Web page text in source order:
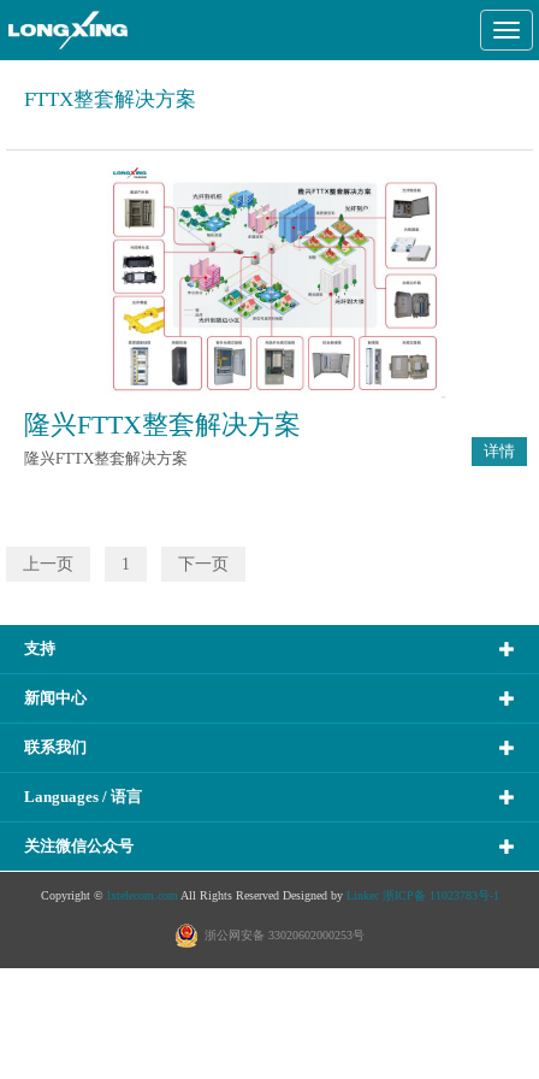
FTTX整套解决方案
隆兴FTTX整套解决方案
隆兴FTTX整套解决方案 详情
上一页 1 下一页
支持
新闻中心
联系我们
Languages / 语言
关注微信公众号
Copyright © lxtelecom.com All Rights Reserved Designed by Linkec 浙ICP备 11023783号-1
浙公网安备 33020602000253号